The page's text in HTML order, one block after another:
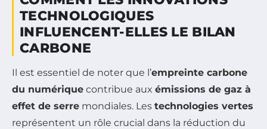
TECHNOLOGIQUES
INFLUENCENT-ELLES LE BILAN
CARBONE
Il est essentiel de noter que l’empreinte carbone
du numérique contribue aux émissions de gaz à
effet de serre mondiales. Les technologies vertes
représentent un rôle crucial dans la réduction du